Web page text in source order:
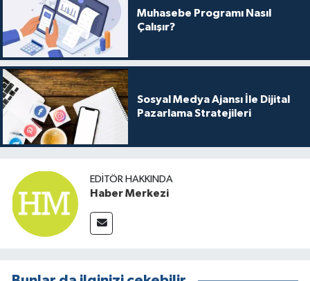
Muhasebe Programı Nasıl
Çalışır?
Sosyal Medya Ajansı İle Dijital
Pazarlama Stratejileri
EDITÖR HAKKINDA
Haber Merkezi